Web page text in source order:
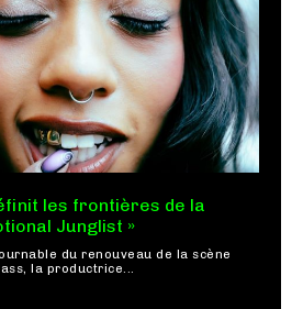
les frontières de la
Junglist »
la productrice...